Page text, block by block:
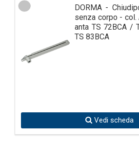
DORMA -
senza corpo - col.
anta TS 72BCA /
TS 83BCA
Vedi scheda